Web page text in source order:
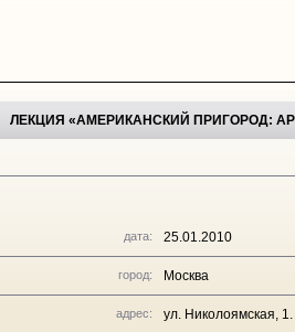
ЛЕКЦИЯ «АМЕРИКАНСКИЙ ПРИГОРОД:
дата: 25.01.2010
город: Москва
адрес: ул. Николоямская,